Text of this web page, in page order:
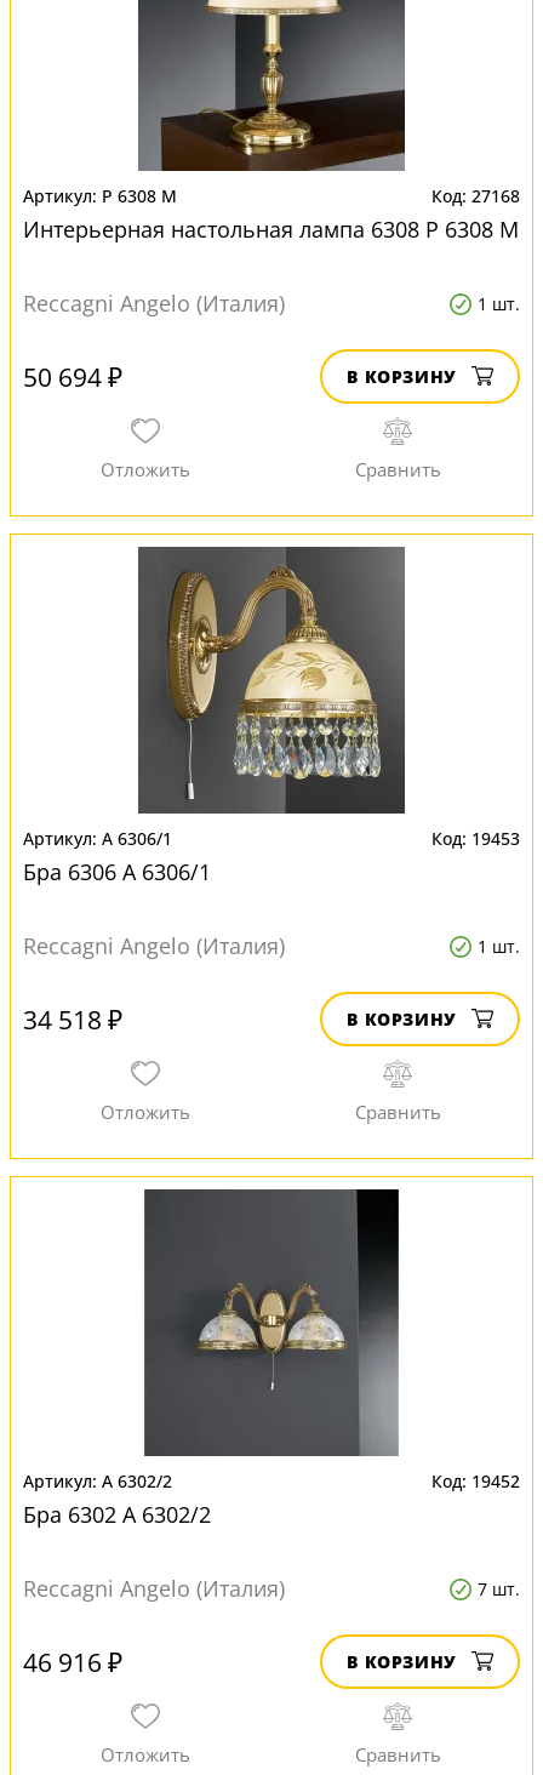
P 6308 M 27168
Интерьерная настольная лампа 6308 P 6308 M
Reccagni Angelo (Италия) 1 шт.
50 694 ₽ В КОРЗИНУ
A 6306/1 19453
Бра 6306 A 6306/1
Reccagni Angelo (Италия) 1 шт.
34 518 ₽ В КОРЗИНУ
A 6302/2 19452
Бра 6302 A 6302/2
Reccagni Angelo (Италия) 7 шт.
46 916 ₽ В КОРЗИНУ